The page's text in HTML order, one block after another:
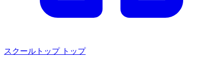
スクールトップ トップ